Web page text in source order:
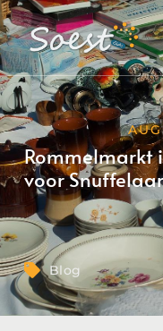
Rommelmarkt
voor
Blog